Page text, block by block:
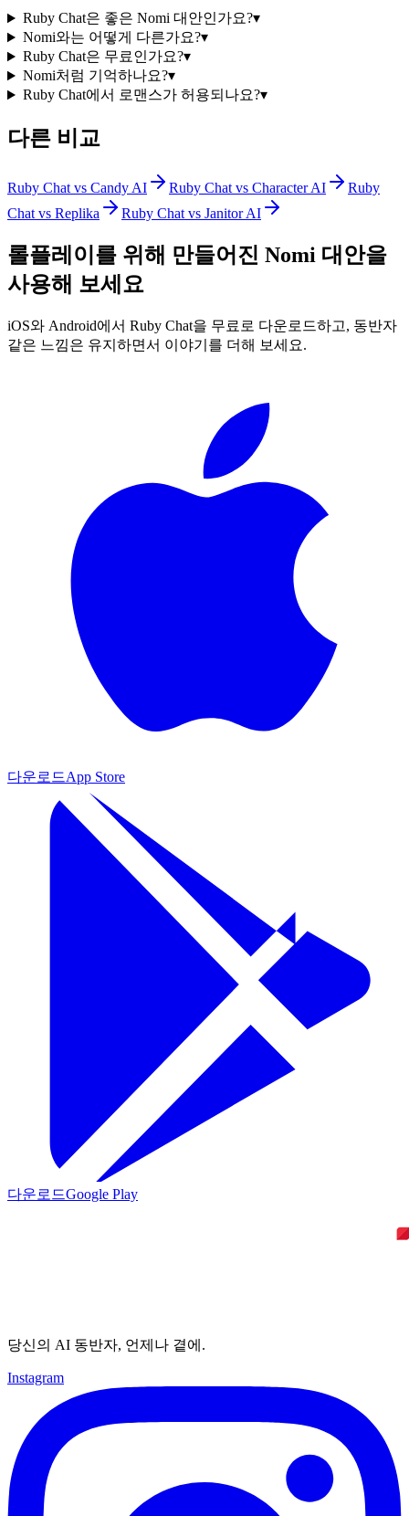
Ruby Chat은 좋은 Nomi 대안인가요?▾
Nomi와는 어떻게 다른가요?▾
Ruby Chat은 무료인가요?▾
Nomi처럼 기억하나요?▾
Ruby Chat에서 로맨스가 허용되나요?▾
다른 비교
Ruby Chat vs Candy AI Ruby Chat vs Character AI
Ruby
Chat vs Replika
Ruby Chat vs Janitor AI
롤플레이를 위해 만들어진 Nomi 대안을
사용해 보세요
iOS와 Android에서 Ruby Chat을 무료로 다운로드하고, 동반자
같은 느낌은 유지하면서 이야기를 더해 보세요.
다운로드App Store
다운로드Google Play
당신의 AI 동반자, 언제나 곁에.
Instagram